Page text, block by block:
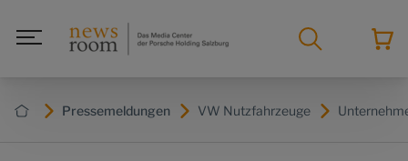
Pressemeldungen VW Nutzfahrzeuge